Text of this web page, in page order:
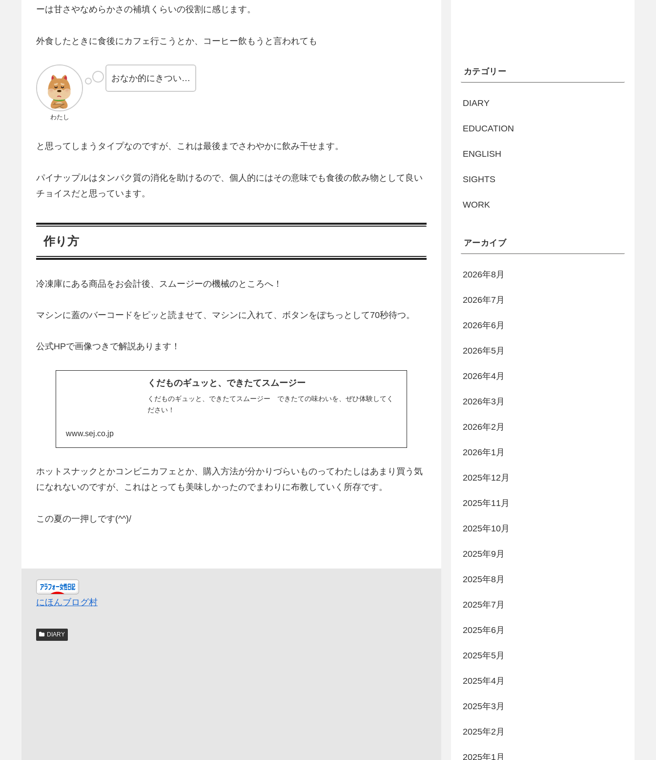
ーは甘さやなめらかさの補填くらいの役割に感じます。
外食したときに食後にカフェ行こうとか、コーヒー飲もうと言われても
わたし
おなか的にきつい…
と思ってしまうタイプなのですが、これは最後までさわやかに飲み干せます。
パイナップルはタンパク質の消化を助けるので、個人的にはその意味でも食後の飲み物として良い
チョイスだと思っています。
作り方
冷凍庫にある商品をお会計後、スムージーの機械のところへ！
マシンに蓋のバーコードをピッと読ませて、マシンに入れて、ボタンをぽちっとして70秒待つ。
公式HPで画像つきで解説あります！
くだものギュッと、できたてスムージー
くだものギュッと、できたてスムージー できたての味わいを、ぜひ体験してく
ださい！
www.sej.co.jp
ホットスナックとかコンビニカフェとか、購入方法が分かりづらいものってわたしはあまり買う気
になれないのですが、これはとっても美味しかったのでまわりに布教していく所存です。
この夏の一押しです(^^)/
にほんブログ村
DIARY
カテゴリー
DIARY
EDUCATION
ENGLISH
SIGHTS
WORK
アーカイブ
2026年8月
2026年7月
2026年6月
2026年5月
2026年4月
2026年3月
2026年2月
2026年1月
2025年12月
2025年11月
2025年10月
2025年9月
2025年8月
2025年7月
2025年6月
2025年5月
2025年4月
2025年3月
2025年2月
2025年1月